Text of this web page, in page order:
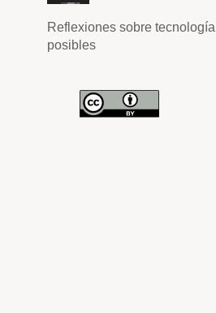
Reflexiones sobre
posibles